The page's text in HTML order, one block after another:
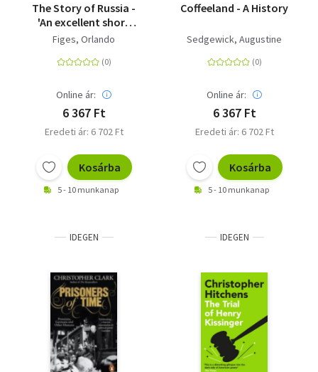
The Story of Russia -
'An excellent short
study'
Figes, Orlando
Online ár:
6 367 Ft
Eredeti ár: 6 702 Ft
Kosárba
5 - 10 munkanap
Coffeeland - A History
Sedgewick, Augustine
Online ár:
6 367 Ft
Eredeti ár: 6 702 Ft
Kosárba
5 - 10 munkanap
IDEGEN IDEGEN